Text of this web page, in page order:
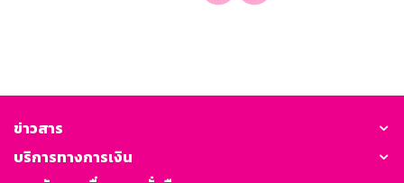
ข่าวสาร
บริการทางการเงิน